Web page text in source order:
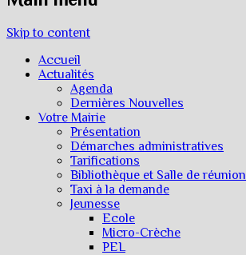
Skip to content
Accueil
Actualités
Agenda
Dernières Nouvelles
Votre Mairie
Présentation
Démarches administratives
Tarifications
Bibliothèque et Salle de réunion
Taxi à la demande
Jeunesse
Ecole
Micro-Crèche
PEL